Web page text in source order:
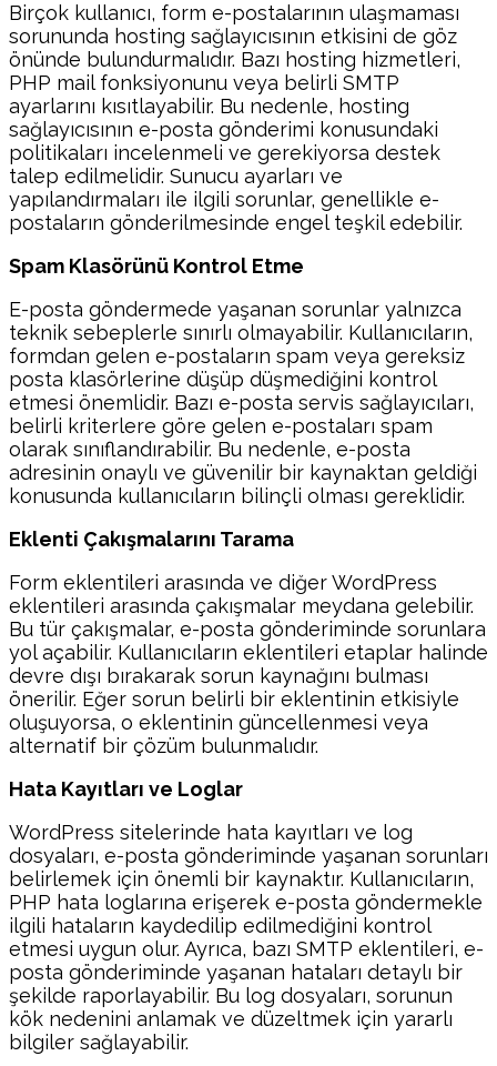
Birçok kullanıcı, form e-postalarının ulaşmaması
sorununda hosting sağlayıcısının etkisini de göz
önünde bulundurmalıdır. Bazı hosting hizmetleri,
PHP mail fonksiyonunu veya belirli SMTP
ayarlarını kısıtlayabilir. Bu nedenle, hosting
sağlayıcısının e-posta gönderimi konusundaki
politikaları incelenmeli ve gerekiyorsa destek
talep edilmelidir. Sunucu ayarları ve
yapılandırmaları ile ilgili sorunlar, genellikle e-
postaların gönderilmesinde engel teşkil edebilir.
Spam Klasörünü Kontrol Etme
E-posta göndermede yaşanan sorunlar yalnızca
teknik sebeplerle sınırlı olmayabilir. Kullanıcıların,
formdan gelen e-postaların spam veya gereksiz
posta klasörlerine düşüp düşmediğini kontrol
etmesi önemlidir. Bazı e-posta servis sağlayıcıları,
belirli kriterlere göre gelen e-postaları spam
olarak sınıflandırabilir. Bu nedenle, e-posta
adresinin onaylı ve güvenilir bir kaynaktan geldiği
konusunda kullanıcıların bilinçli olması gereklidir.
Eklenti Çakışmalarını Tarama
Form eklentileri arasında ve diğer WordPress
eklentileri arasında çakışmalar meydana gelebilir.
Bu tür çakışmalar, e-posta gönderiminde sorunlara
yol açabilir. Kullanıcıların eklentileri etaplar halinde
devre dışı bırakarak sorun kaynağını bulması
önerilir. Eğer sorun belirli bir eklentinin etkisiyle
oluşuyorsa, o eklentinin güncellenmesi veya
alternatif bir çözüm bulunmalıdır.
Hata Kayıtları ve Loglar
WordPress sitelerinde hata kayıtları ve log
dosyaları, e-posta gönderiminde yaşanan sorunları
belirlemek için önemli bir kaynaktır. Kullanıcıların,
PHP hata loglarına erişerek e-posta göndermekle
ilgili hataların kaydedilip edilmediğini kontrol
etmesi uygun olur. Ayrıca, bazı SMTP eklentileri, e-
posta gönderiminde yaşanan hataları detaylı bir
şekilde raporlayabilir. Bu log dosyaları, sorunun
kök nedenini anlamak ve düzeltmek için yararlı
bilgiler sağlayabilir.